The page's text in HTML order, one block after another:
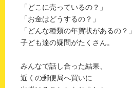
「どこに売っているの？」
「お金はどうするの？」
「どんな種類の年賀状があるの？」
子ども達の疑問がたくさん。
みんなで話し合った結果、
近くの郵便局へ買いに